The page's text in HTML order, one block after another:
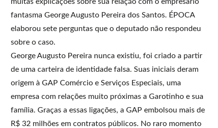
fantasma George Augusto Pereira dos Santos. ÉPOCA
elaborou sete perguntas que o deputado não respondeu
sobre o caso.
George Augusto Pereira nunca existiu, foi criado a partir
de uma carteira de identidade falsa. Suas iniciais deram
origem à GAP Comércio e Serviços Especiais, uma
empresa com relações muito próximas a Garotinho e sua
família. Graças a essas ligações, a GAP embolsou mais de
R$ 32 milhões em contratos públicos. No raro momento